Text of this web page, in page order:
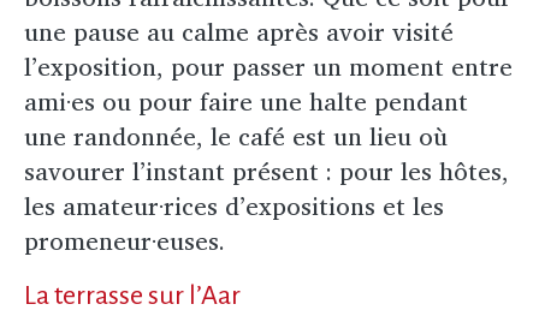
une pause au calme après avoir visité
l’exposition, pour passer un moment entre
ami·es ou pour faire une halte pendant
une randonnée, le café est un lieu où
savourer l’instant présent : pour les hôtes,
les amateur·rices d’expositions et les
promeneur·euses.
La terrasse sur l’Aar